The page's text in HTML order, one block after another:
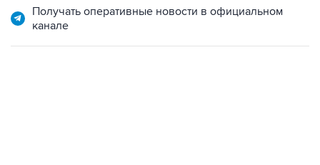
Получать оперативные новости в официальном
канале